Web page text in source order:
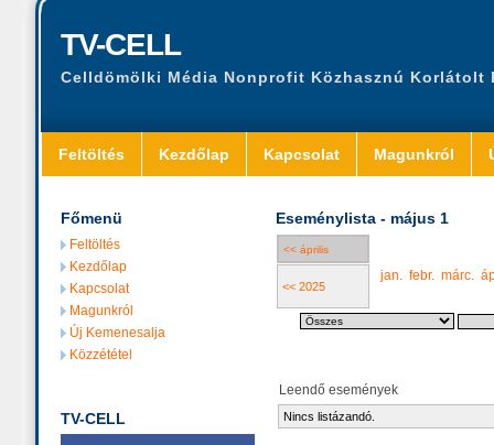
TV-CELL
Celldömölki Média Nonprofit Közhasznú Korlátolt
Feltöltés Kezdőlap Kapcsolat Magunkról
Főmenü
Feltöltés
Kezdőlap
Kapcsolat
Magunkról
Új Kemenesalja
Közzététel
TV-CELL
Eseménylista - május 1
<< április
<< 2025
jan. febr. márc.
Leendő események
Nincs listázandó.